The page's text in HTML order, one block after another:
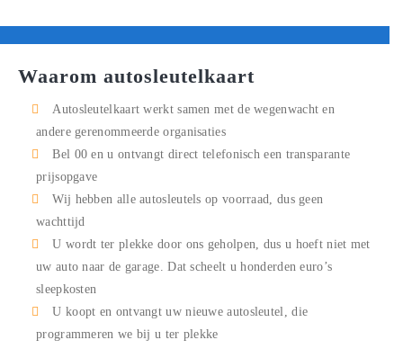
Waarom autosleutelkaart
Autosleutelkaart werkt samen met de wegenwacht en
andere gerenommeerde organisaties
Bel 00 en u ontvangt direct telefonisch een transparante
prijsopgave
Wij hebben alle autosleutels op voorraad, dus geen
wachttijd
U wordt ter plekke door ons geholpen, dus u hoeft niet met
uw auto naar de garage. Dat scheelt u honderden euro’s
sleepkosten
U koopt en ontvangt uw nieuwe autosleutel, die
programmeren we bij u ter plekke